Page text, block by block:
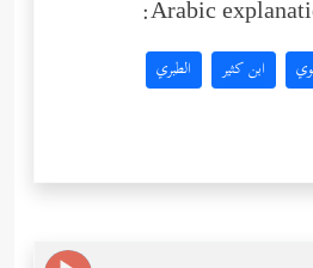
Arabic
ابن كثير الطبري